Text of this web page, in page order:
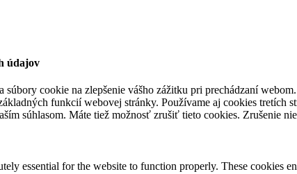
údajov
súbory cookie na zlepšenie vášho zážitku pri prechádzaní
funkcií webovej stránky. Používame aj cookies
súhlasom. Máte tiež možnosť zrušiť tieto cookies. Zrušenie
essential for the website to function properly. These cookies